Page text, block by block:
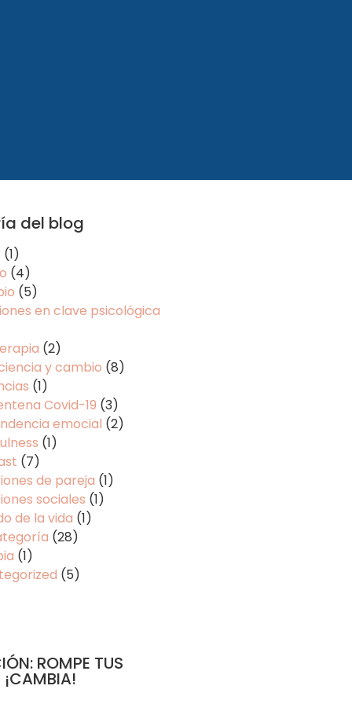
del blog
(1)
(4)
(5)
en clave psicológica
(2)
y cambio (8)
(1)
Covid-19 (3)
emocial (2)
(1)
(7)
de pareja (1)
sociales (1)
de la vida (1)
(28)
(1)
(5)
ROMPE TUS
¡CAMBIA!